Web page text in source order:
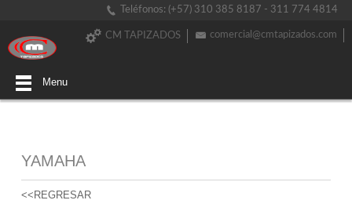
Teléfonos: (+57) 310 385 8187 - 311 774 4814
comercial@cmtapizados.com
CM TAPIZADOS
Menu
YAMAHA
<<REGRESAR